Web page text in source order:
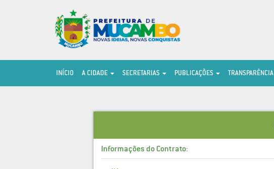
INÍCIO A CIDADE SECRETARIAS PUBLICAÇÕES TRANSPARÊNCIA
Informações do Contrato: